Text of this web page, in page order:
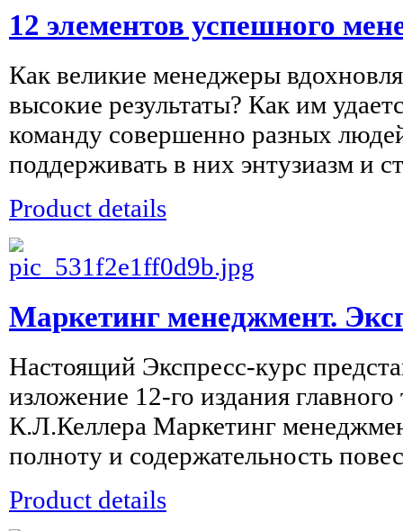
12 элементов успешного
Как великие менеджеры
высокие результаты? Как им
команду совершенно разных
поддерживать в них энтузиазм и
Product details
Маркетинг менеджмент.
Настоящий Экспресс-курс
изложение 12-го издания
К.Л.Келлера Маркетинг
полноту и содержательность
Product details